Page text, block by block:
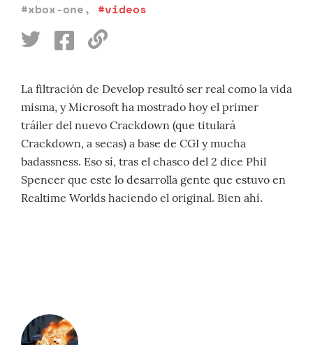
#xbox-one, #videos
La filtración de Develop resultó ser real como la vida
misma, y Microsoft ha mostrado hoy el primer
tráiler del nuevo Crackdown (que titulará
Crackdown, a secas) a base de CGI y mucha
badassness. Eso sí, tras el chasco del 2 dice Phil
Spencer que este lo desarrolla gente que estuvo en
Realtime Worlds haciendo el original. Bien ahí.